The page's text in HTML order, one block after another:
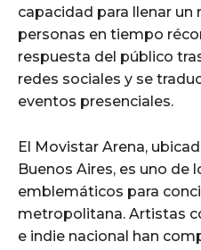
capacidad para llenar un
personas en tiempo
respuesta del público
redes sociales y se
eventos presenciales.
El Movistar Arena,
Buenos Aires, es uno de
emblemáticos para
metropolitana. Artistas
e indie nacional han